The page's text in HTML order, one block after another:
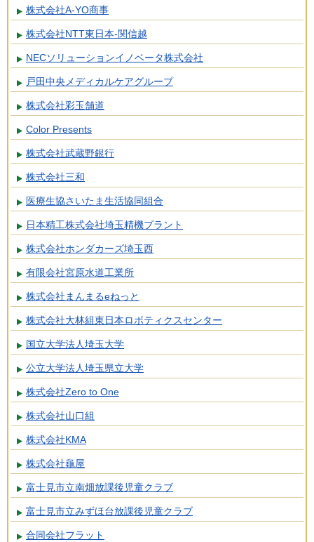
株式会社A-YO商事
株式会社NTT東日本-関信越
NECソリューションイノベータ株式会社
戸田中央メディカルケアグループ
株式会社彩玉舗道
Color Presents
株式会社武蔵野銀行
株式会社三和
医療生協さいたま生活協同組合
日本精工株式会社埼玉精機プラント
株式会社ホンダカーズ埼玉西
有限会社宮原水道工業所
株式会社まんまるeねっと
株式会社大林組東日本ロボティクスセンター
国立大学法人埼玉大学
公立大学法人埼玉県立大学
株式会社Zero to One
株式会社山口組
株式会社KMA
株式会社龜屋
富士見市立南畑放課後児童クラブ
富士見市立みずほ台放課後児童クラブ
合同会社フラット